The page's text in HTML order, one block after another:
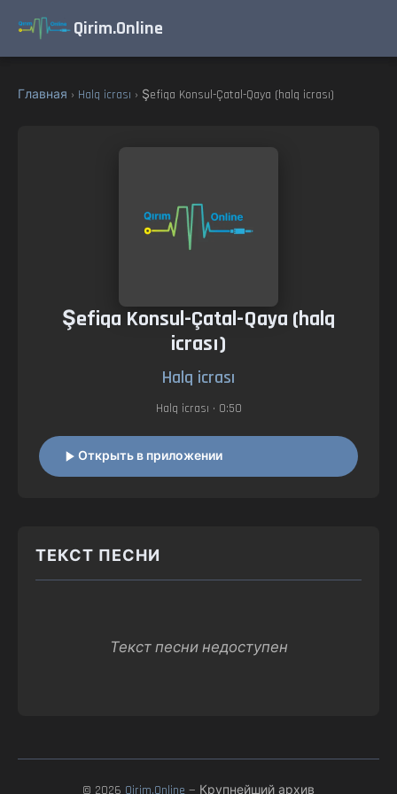
Qirim.Online
Главная › Halq icrası › Şefiqa Konsul-Çatal-Qaya (halq icrası)
Şefiqa Konsul-Çatal-Qaya (halq
icrası)
Halq icrası
Halq icrası • 0:50
Открыть в приложении
ТЕКСТ ПЕСНИ
Текст песни недоступен
© 2026 Qirim.Online — Крупнейший архив